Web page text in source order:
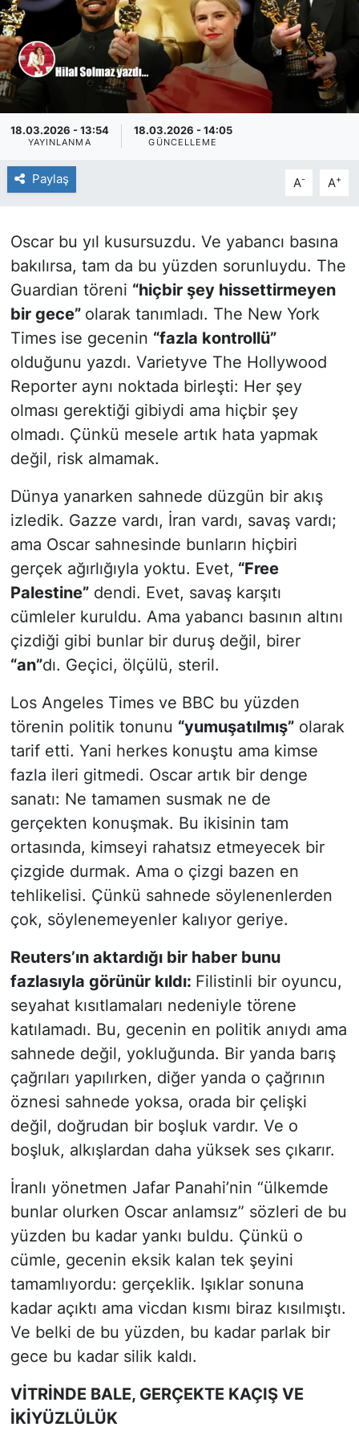
18.03.2026 - 13:54
YAYINLANMA
18.03.2026 - 14:05
GÜNCELLEME
Paylaş A- A+
Oscar bu yıl kusursuzdu. Ve yabancı basına
bakılırsa, tam da bu yüzden sorunluydu. The
Guardian töreni “hiçbir şey hissettirmeyen
bir gece” olarak tanımladı. The New York
Times ise gecenin “fazla kontrollü”
olduğunu yazdı. Varietyve The Hollywood
Reporter aynı noktada birleşti: Her şey
olması gerektiği gibiydi ama hiçbir şey
olmadı. Çünkü mesele artık hata yapmak
değil, risk almamak.
Dünya yanarken sahnede düzgün bir akış
izledik. Gazze vardı, İran vardı, savaş vardı;
ama Oscar sahnesinde bunların hiçbiri
gerçek ağırlığıyla yoktu. Evet, “Free
Palestine”dendi. Evet, savaş karşıtı
cümleler kuruldu. Ama yabancı basının altını
çizdiği gibi bunlar bir duruş değil, birer
“an”dı. Geçici, ölçülü, steril.
Los Angeles Times ve BBC bu yüzden
törenin politik tonunu “yumuşatılmış”olarak
tarif etti. Yani herkes konuştu ama kimse
fazla ileri gitmedi. Oscar artık bir denge
sanatı: Ne tamamen susmak ne de
gerçekten konuşmak. Bu ikisinin tam
ortasında, kimseyi rahatsız etmeyecek bir
çizgide durmak. Ama o çizgi bazen en
tehlikelisi. Çünkü sahnede söylenenlerden
çok, söylenemeyenler kalıyor geriye.
Reuters’ın aktardığı bir haber bunu
fazlasıyla görünür kıldı: Filistinli bir oyuncu,
seyahat kısıtlamaları nedeniyle törene
katılamadı. Bu, gecenin en politik anıydı ama
sahnede değil, yokluğunda. Bir yanda barış
çağrıları yapılırken, diğer yanda o çağrının
öznesi sahnede yoksa, orada bir çelişki
değil, doğrudan bir boşluk vardır. Ve o
boşluk, alkışlardan daha yüksek ses çıkarır.
İranlı yönetmen Jafar Panahi’nin “ülkemde
bunlar olurken Oscar anlamsız” sözleri de bu
yüzden bu kadar yankı buldu. Çünkü o
cümle, gecenin eksik kalan tek şeyini
tamamlıyordu: gerçeklik. Işıklar sonuna
kadar açıktı ama vicdan kısmı biraz kısılmıştı.
Ve belki de bu yüzden, bu kadar parlak bir
gece bu kadar silik kaldı.
VİTRİNDE BALE, GERÇEKTE KAÇIŞ VE
İKİYÜZLÜLÜK